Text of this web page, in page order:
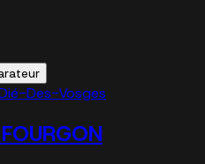
Des-Vosges